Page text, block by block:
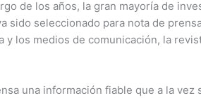
de los años, la gran mayoría de
seleccionado para nota de
los medios de comunicación, la
una información fiable que a la vez